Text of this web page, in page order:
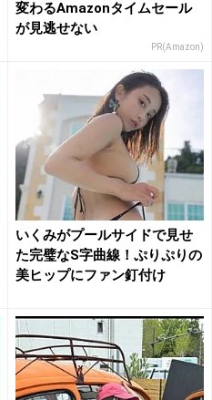
変わるAmazonタイムセール
が見逃せない
PR(Amazon)
いくみがプールサイドで見せ
た完璧なS字曲線！ぷりぷりの
美ヒップにファン釘付け